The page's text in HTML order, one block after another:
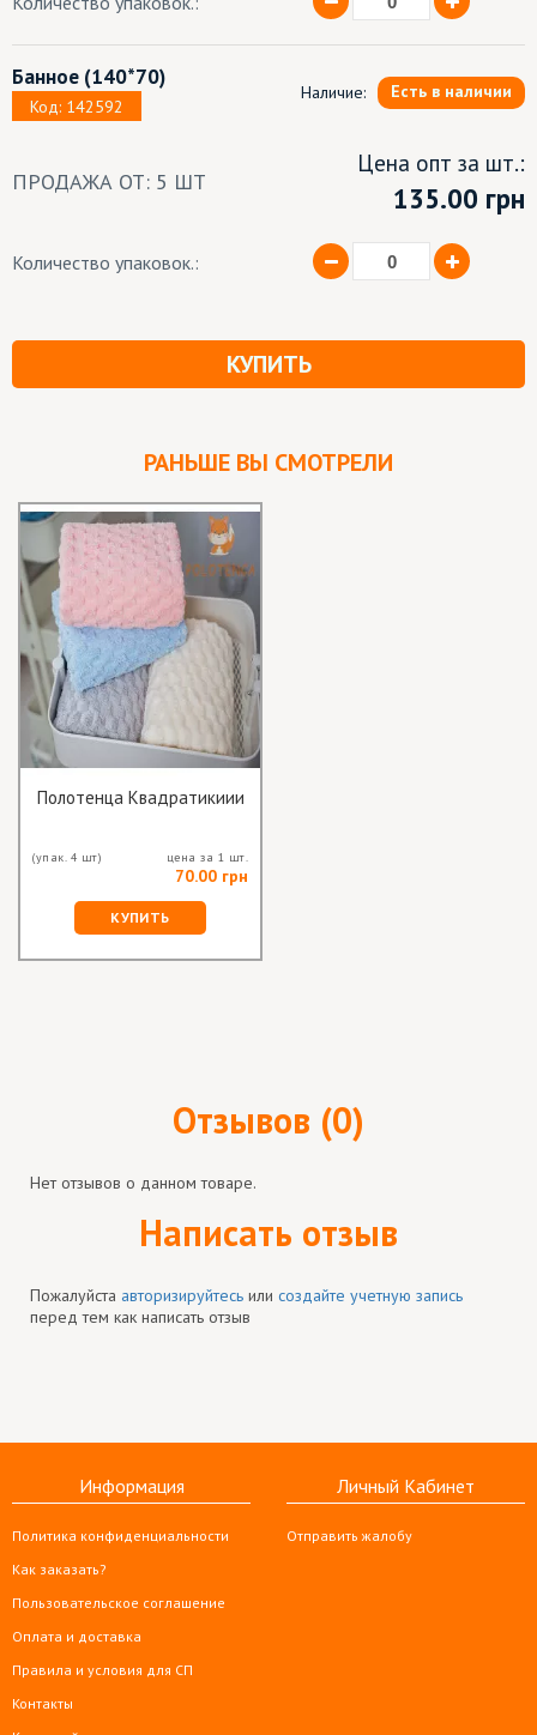
Банное (140*70)
Код: 142592
Наличие: Есть в наличии
ПРОДАЖА ОТ: 5 ШТ
Цена опт за шт.:
135.00 грн
Количество упаковок.:
КУПИТЬ
РАНЬШЕ ВЫ СМОТРЕЛИ
Полотенца Квадратикиии
(упак. 4 шт) цена за 1 шт.
70.00 грн
КУПИТЬ
Отзывов (0)
Нет отзывов о данном товаре.
Написать отзыв
Пожалуйста авторизируйтесь или создайте учетную запись
перед тем как написать отзыв
Информация
Политика конфиденциальности
Как заказать?
Пользовательское соглашение
Оплата и доставка
Правила и условия для СП
Контакты
Личный Кабинет
Отправить жалобу